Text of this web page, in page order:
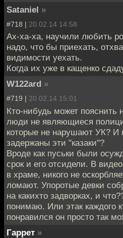
Sataniel »
#718 | 20.02.14 14:58
Ах-ха-ха, научили любить
надо, что бы приехать,
видимости уехать.
Когда их уже в кащенко
W122ard »
#719 | 20.02.14 15:01
Кто-нибудь может пояснить
люди не являющиеся
которые не нарушают УК? И
задержаны эти "казаки"?
Вроде как пуськи были
срок и его отсидели. В
в храме, никого не
ломают. Упоротые девки
на какихто задворках, и
понимаю. Или этак каждого
понравился он просто так
Гаррет »